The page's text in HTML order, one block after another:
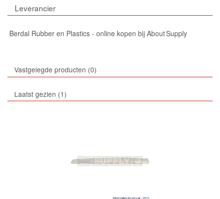
Leverancier
Berdal Rubber en Plastics - online kopen bij About Supply
Vastgelegde producten 0
Laatst gezien 1